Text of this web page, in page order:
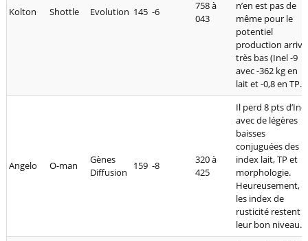
Kolton Shottle Evolution 145 -6
758 à
043
n’en est pas de
même pour le
potentiel
production arrivé
très bas (Inel -9
avec -362 kg en
lait et -0,8 en TP.
Angelo O-man
Gènes
Diffusion
159 -8
320 à
425
Il perd 8 pts d’Inel
avec de légères
baisses
conjuguées des
index lait, TP et
morphologie.
Heureusement,
les index de
rusticité restent à
leur bon niveau.